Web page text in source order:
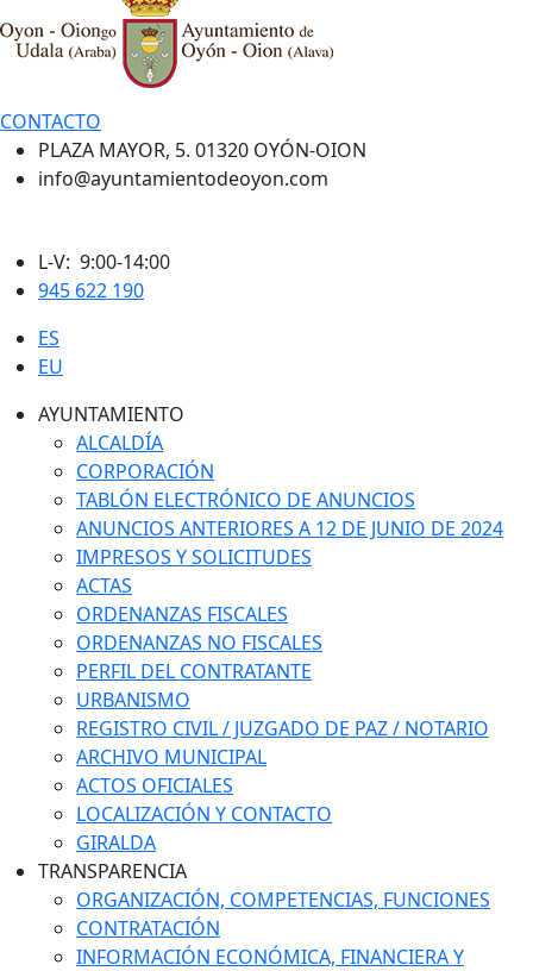
CONTACTO
PLAZA MAYOR, 5. 01320 OYÓN-OION
info@ayuntamientodeoyon.com
L-V: 9:00-14:00
945 622 190
ES
EU
AYUNTAMIENTO
ALCALDÍA
CORPORACIÓN
TABLÓN ELECTRÓNICO DE ANUNCIOS
ANUNCIOS ANTERIORES A 12 DE JUNIO DE 2024
IMPRESOS Y SOLICITUDES
ACTAS
ORDENANZAS FISCALES
ORDENANZAS NO FISCALES
PERFIL DEL CONTRATANTE
URBANISMO
REGISTRO CIVIL / JUZGADO DE PAZ / NOTARIO
ARCHIVO MUNICIPAL
ACTOS OFICIALES
LOCALIZACIÓN Y CONTACTO
GIRALDA
TRANSPARENCIA
ORGANIZACIÓN, COMPETENCIAS, FUNCIONES
CONTRATACIÓN
INFORMACIÓN ECONÓMICA, FINANCIERA Y